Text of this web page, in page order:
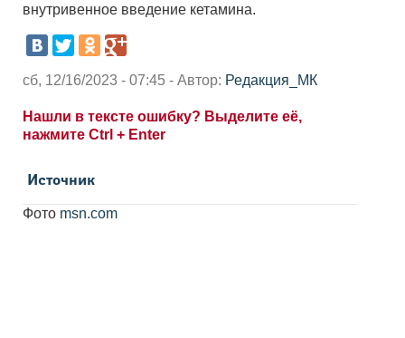
внутривенное введение кетамина.
сб, 12/16/2023 - 07:45 - Автор: Редакция_МК
Нашли в тексте ошибку? Выделите её,
нажмите Ctrl + Enter
Источник
Фото msn.com